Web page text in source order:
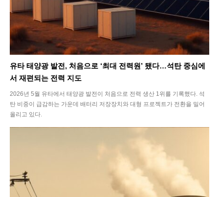
유타 태양광 발전, 처음으로 ‘최대 전력원’ 됐다…석탄 중심에
서 재편되는 전력 지도
2026년 5월 유타에서 태양광 발전이 처음으로 전력 생산 1위를 기록했다. 석
탄 비중이 급감하는 가운데 배터리 저장장치와 대형 프로젝트가 전환을 밀어
올리고 있다.